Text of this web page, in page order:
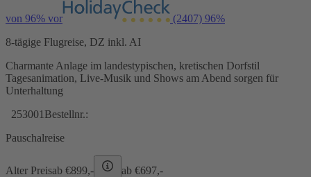
von 96% vor (2407) 96%
8-tägige Flugreise, DZ inkl. AI
Charmante Anlage im landestypischen, kretischen Dorfstil
Tagesanimation, Live-Musik und Shows am Abend sorgen für
Unterhaltung
253001 Bestellnr.:
Pauschalreise
Alter Preisab €899,- ab €697,-